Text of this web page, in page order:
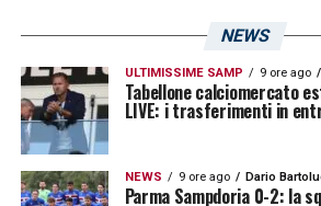
LA PLAYLIST DELLE NOSTRE
NEWS
ULTIMISSIME SAMP 9 ore ago
Tabellone calciomercato
LIVE: i trasferimenti in
NEWS 9 ore ago Dario
Parma Sampdoria 0-2: la